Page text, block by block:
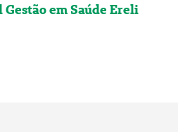
em Saúde Ereli